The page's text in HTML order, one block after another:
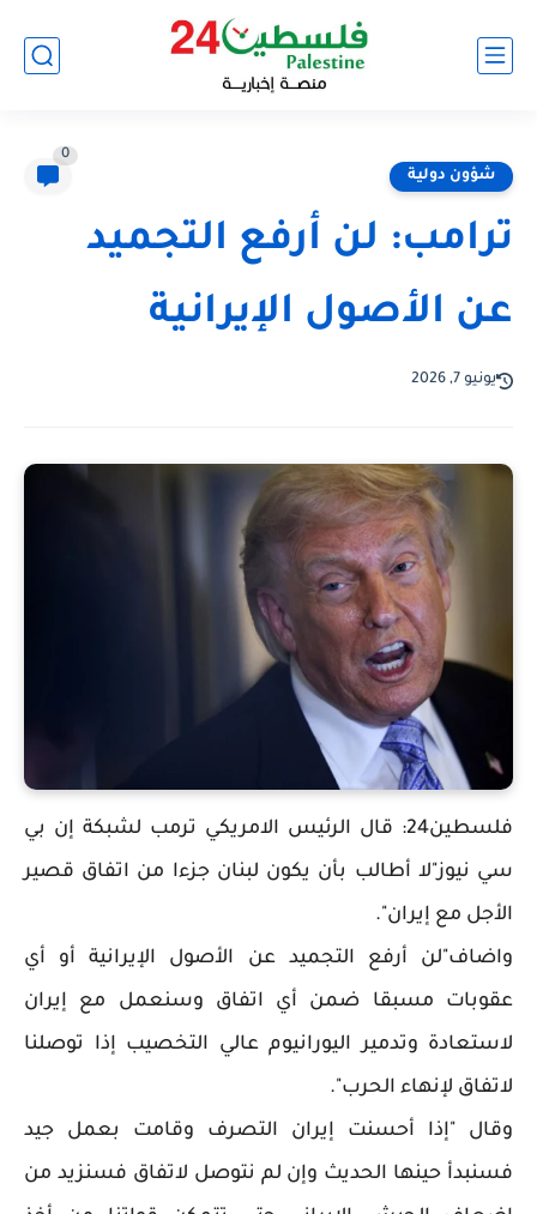
شؤون دولية
0
ترامب: لن أرفع التجميد
عن الأصول الإيرانية
يونيو 7, 2026
فلسطين24: قال الرئيس الامريكي ترمب لشبكة إن بي
سي نيوز"لا أطالب بأن يكون لبنان جزءا من اتفاق قصير
الأجل مع إيران".
واضاف"لن أرفع التجميد عن الأصول الإيرانية أو أي
عقوبات مسبقا ضمن أي اتفاق وسنعمل مع إيران
لاستعادة وتدمير اليورانيوم عالي التخصيب إذا توصلنا
لاتفاق لإنهاء الحرب".
وقال "إذا أحسنت إيران التصرف وقامت بعمل جيد
فسنبدأ حينها الحديث وإن لم نتوصل لاتفاق فسنزيد من